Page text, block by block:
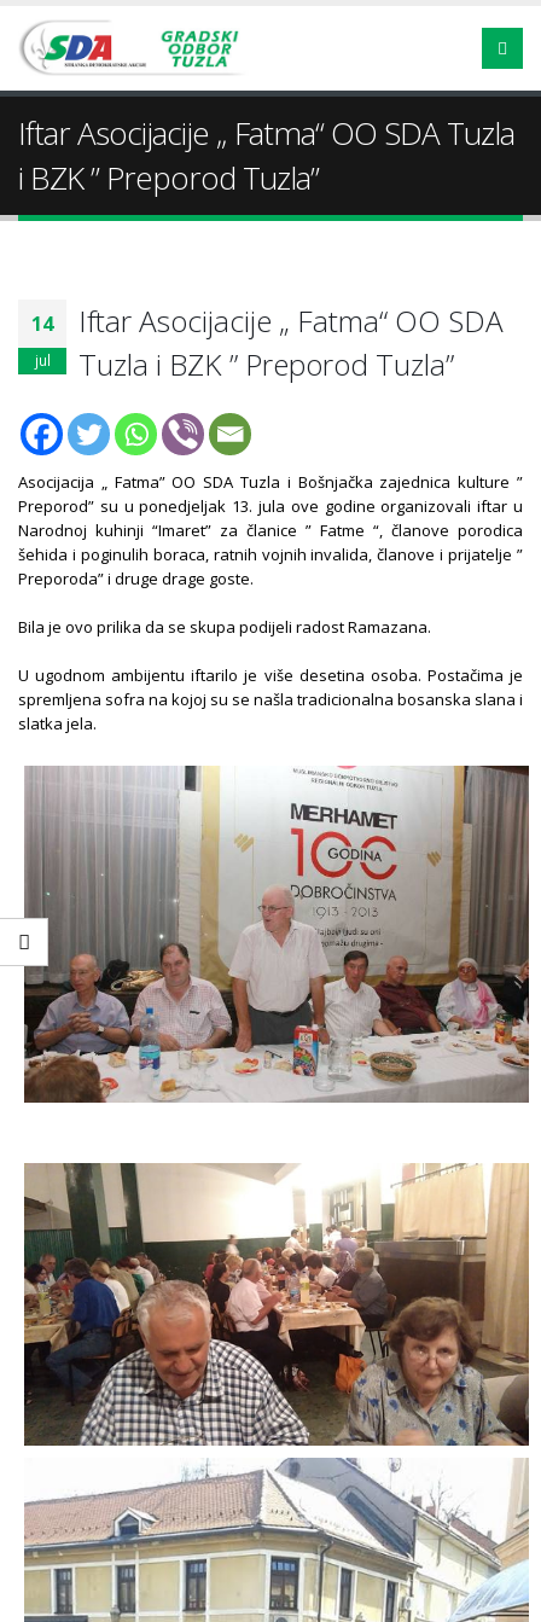
Iftar Asocijacije „ Fatma“ OO SDA Tuzla
i BZK ” Preporod Tuzla”
14
jul
Iftar Asocijacije „ Fatma“ OO SDA
Tuzla i BZK ” Preporod Tuzla”
Asocijacija „ Fatma” OO SDA Tuzla i Bošnjačka zajednica kulture ”
Preporod” su u ponedjeljak 13. jula ove godine organizovali iftar u
Narodnoj kuhinji “Imaret” za članice ” Fatme “, članove porodica
šehida i poginulih boraca, ratnih vojnih invalida, članove i prijatelje ”
Preporoda” i druge drage goste.
Bila je ovo prilika da se skupa podijeli radost Ramazana.
U ugodnom ambijentu iftarilo je više desetina osoba. Postačima je
spremljena sofra na kojoj su se našla tradicionalna bosanska slana i
slatka jela.